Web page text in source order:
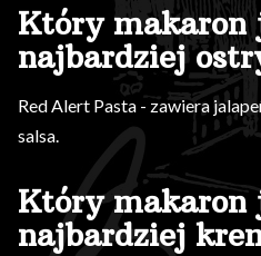
Który makaron
najbardziej
Red Alert Pasta - zawiera
salsa.
Który makaron
najbardziej